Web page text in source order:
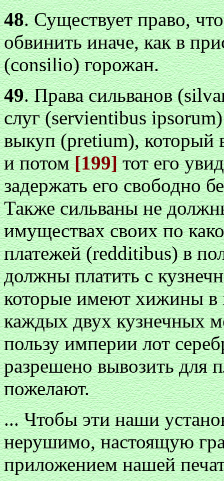
48. Существует право,
обвинить иначе, как в
(consilio) горожан.
49. Права сильванов
слуг (servientibus
выкуп (pretium), который
и потом[199]тот его
задержать его свободно
Также сильваны не
имуществах своих по
платежей (redditibus) в
должны платить с
которые имеют хижины в
каждых двух кузнечных
пользу империи лот
разрешено вывозить для
пожелают.
... Чтобы эти наши
нерушимо, настоящую
приложением нашей